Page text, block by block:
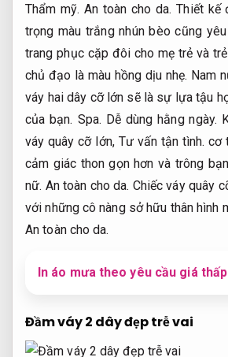
Thẩm mỹ. An toàn cho da. Thiết kế
trọng màu trắng nhún bèo cũng
trang phục cặp đôi cho mẹ trẻ và
chủ đạo là màu hồng dịu nhẹ. Nam
váy hai dây cỡ lớn sẽ là sự lựa tậu
của bạn. Spa. Dễ dùng hằng ngày.
váy quây cỡ lớn, Tư vấn tận tình. cơ
cảm giác thon gọn hơn và trông
nữ. An toàn cho da. Chiếc váy quây
với những cô nàng sở hữu thân hình
An toàn cho da.
In áo mưa theo yêu cầu giá
Đầm váy 2 dây đẹp trễ vai